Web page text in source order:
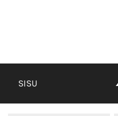
SISU